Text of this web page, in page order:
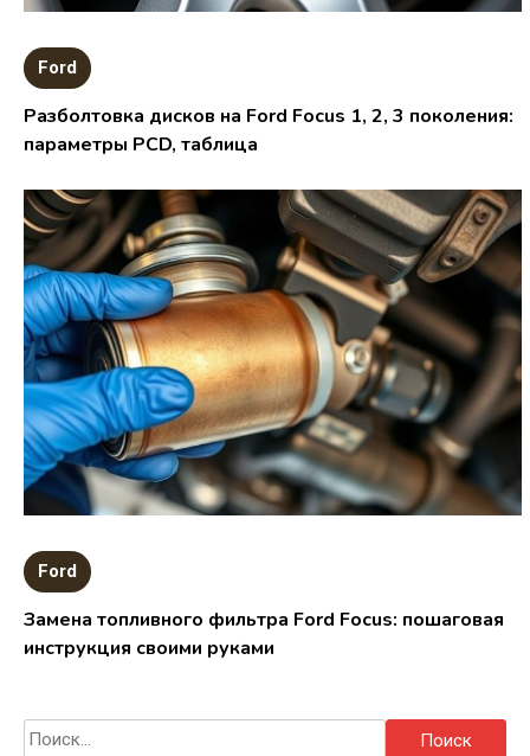
Ford
Разболтовка дисков на Ford Focus 1, 2, 3 поколения:
параметры PCD, таблица
Ford
Замена топливного фильтра Ford Focus: пошаговая
инструкция своими руками
Найти: